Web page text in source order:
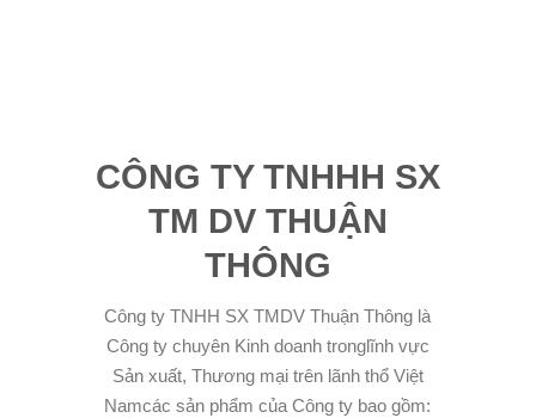
CÔNG TY TNHHH SX
TM DV THUẬN
THÔNG
Công ty TNHH SX TMDV Thuận Thông là
Công ty chuyên Kinh doanh tronglĩnh vực
Sản xuất, Thương mại trên lãnh thổ Việt
Namcác sản phẩm của Công ty bao gồm: